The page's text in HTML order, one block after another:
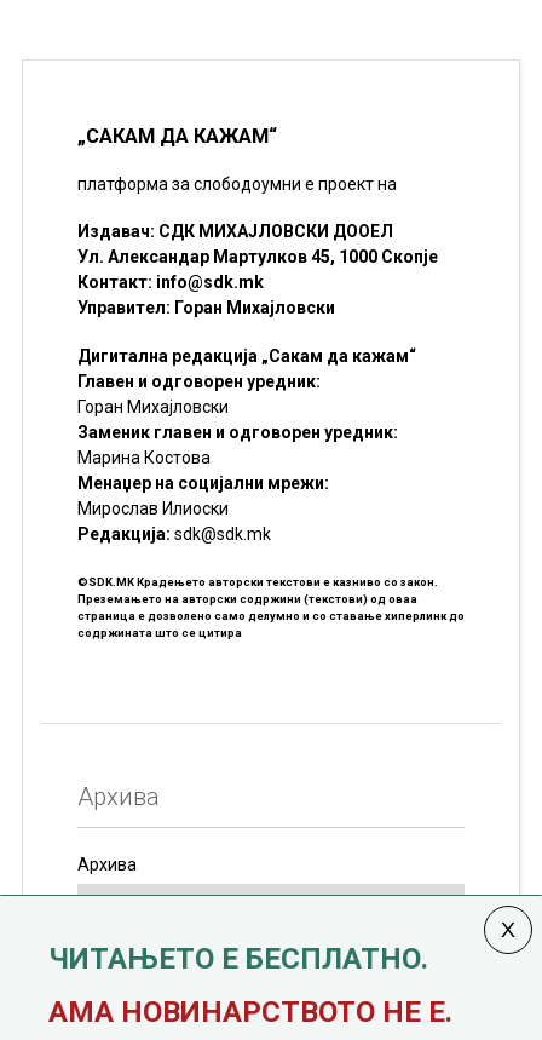
„САКАМ ДА КАЖАМ“
платформа за слободоумни е проект на
Издавач: СДК МИХАЈЛОВСКИ ДООЕЛ
Ул. Александар Мартулков 45, 1000 Скопје
Контакт: info@sdk.mk
Управител: Горан Михајловски
Дигитална редакција „Сакам да кажам“
Главен и одговорен уредник:
Горан Михајловски
Заменик главен и одговорен уредник:
Марина Костова
Менаџер на социјални мрежи:
Мирослав Илиоски
Редакцијa: sdk@sdk.mk
©SDK.MK Крадењето авторски текстови е казниво со закон.
Преземањето на авторски содржини (текстови) од оваа
страница е дозволено само делумно и со ставање хиперлинк до
содржината што се цитира
Архива
Архива
јануари, 1991 година
ЧИТАЊЕТО Е БЕСПЛАТНО.
АМА НОВИНАРСТВОТО НЕ Е.